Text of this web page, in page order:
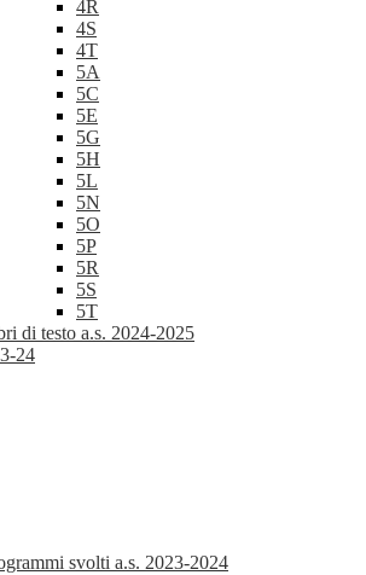
4R
4S
4T
5A
5C
5E
5G
5H
5L
5N
5O
5P
5R
5S
5T
di testo a.s. 2024-2025
24
svolti a.s. 2023-2024